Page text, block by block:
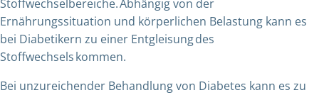
Stoffwechselbereiche. Abhängig von der
Ernährungssituation und körperlichen Belastung kann es
bei Diabetikern zu einer Entgleisung des
Stoffwechsels kommen.
Bei unzureichender Behandlung von Diabetes kann es zu